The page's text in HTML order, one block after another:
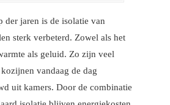
der jaren is de isolatie van
sterk verbeterd. Zowel als het
als geluid. Zo zijn veel
vandaag de dag
uit kamers. Door de combinatie